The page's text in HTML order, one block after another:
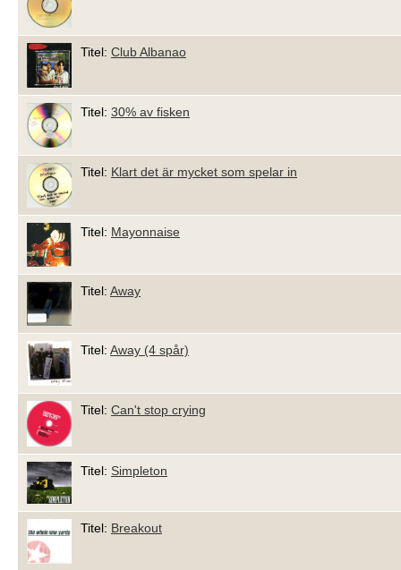
Titel: Club Albanao
Titel: 30% av fisken
Titel: Klart det är mycket som spelar in
Titel: Mayonnaise
Titel: Away
Titel: Away (4 spår)
Titel: Can't stop crying
Titel: Simpleton
Titel: Breakout